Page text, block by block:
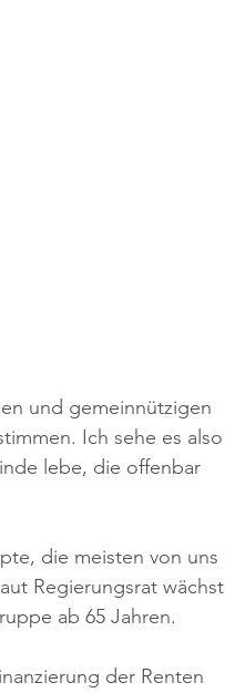
und gemeinnützigen
Ich sehe es also
lebe, die offenbar
die meisten von uns
Regierungsrat wächst
ab 65 Jahren.
der Renten